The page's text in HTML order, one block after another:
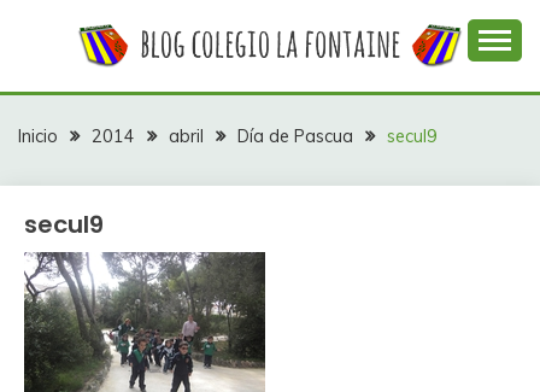
COLEGIO LA
FONTAINE
colegio La Fontaine
Inicio 2014 abril Día de Pascua secul9
secul9